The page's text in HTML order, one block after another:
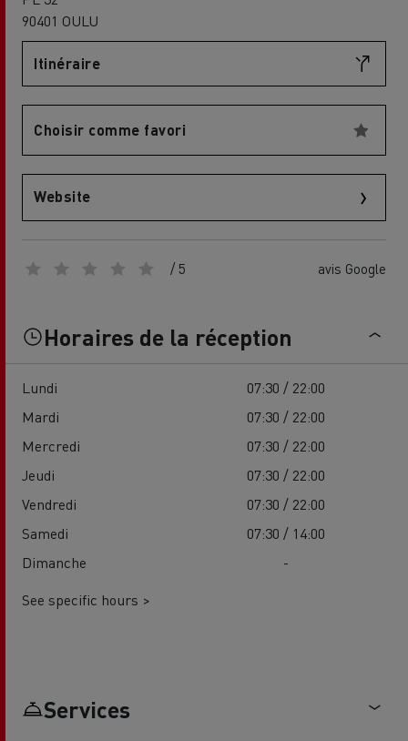
90401 OULU
Itinéraire
Choisir comme favori
Website
/ 5 avis Google
Horaires de la réception
Lundi
07:30 / 22:00
Mardi
07:30 / 22:00
Mercredi
07:30 / 22:00
Jeudi
07:30 / 22:00
Vendredi
07:30 / 22:00
Samedi
07:30 / 14:00
Dimanche
-
See specific hours >
Services